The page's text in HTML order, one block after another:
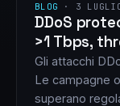
BLOG · 3
DDoS
>1 Tbps,
Gli attacchi
Le campagne
superano